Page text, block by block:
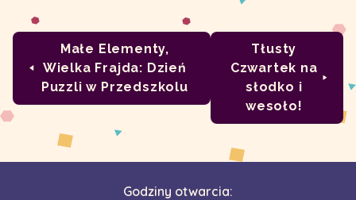
Małe Elementy,
Wielka Frajda: Dzień
Puzzli w Przedszkolu
Tłusty
Czwartek na
słodko i
wesoło!
Godziny otwarcia: